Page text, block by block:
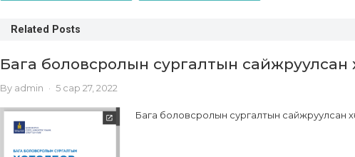
Related Posts
Бага боловсролын сургалтын сайжруулсан
By admin · 5 сар 27, 2022
Бага боловсролын сургалтын сайжруулсан